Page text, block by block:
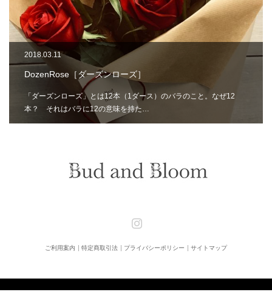
2018.03.11
DozenRose［ダーズンローズ］
「ダーズンローズ」とは12本（1ダース）のバラのこと。なぜ12
本？ それはバラに12の意味を持た…
ご利用案内 特定商取引法 プライバシーポリシー サイトマップ